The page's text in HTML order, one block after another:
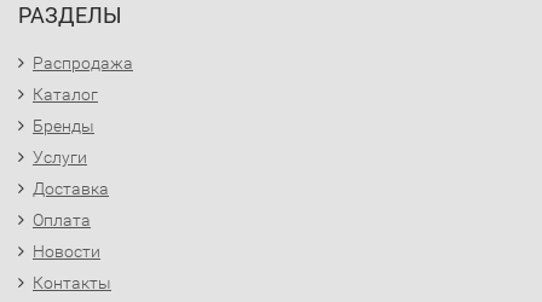
РАЗДЕЛЫ
Распродажа
Каталог
Бренды
Услуги
Доставка
Оплата
Новости
Контакты